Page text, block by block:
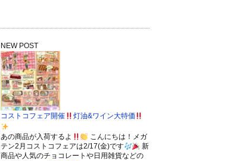
NEW POST
コストコフェア開催 灯油&ワイン大特価
あの商品が入荷するよ
こんにちは！メガ
テン2月コストコフェアは2/17(金)です
新
商品や人気のチョコレートや日用雑貨などの